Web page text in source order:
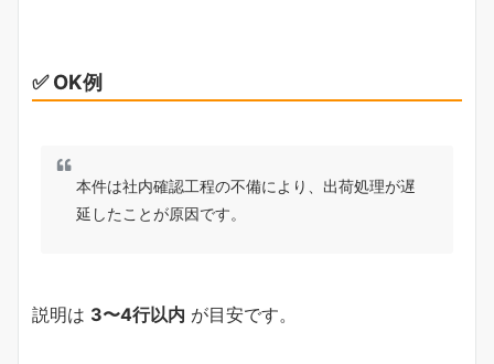
✅ OK例
本件は社内確認工程の不備により、出荷処理が遅
延したことが原因です。
説明は 3〜4行以内 が目安です。